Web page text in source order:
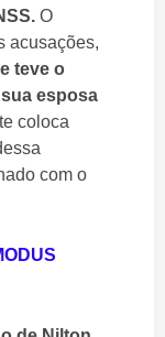
O
acusações,
teve o
esposa
coloca
com o